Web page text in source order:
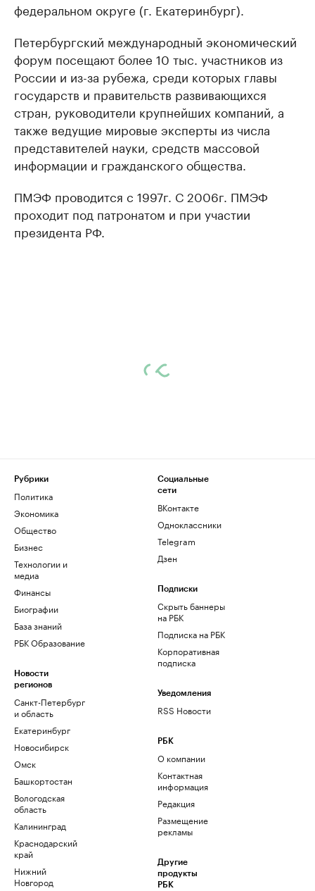
федеральном округе (г. Екатеринбург).
Петербургский международный экономический
форум посещают более 10 тыс. участников из
России и из-за рубежа, среди которых главы
государств и правительств развивающихся
стран, руководители крупнейших компаний, а
также ведущие мировые эксперты из числа
представителей науки, средств массовой
информации и гражданского общества.
ПМЭФ проводится с 1997г. С 2006г. ПМЭФ
проходит под патронатом и при участии
президента РФ.
Рубрики
Политика
Экономика
Общество
Бизнес
Технологии и
медиа
Финансы
Биографии
База знаний
РБК Образование
Новости
регионов
Санкт-Петербург
и область
Екатеринбург
Новосибирск
Омск
Башкортостан
Вологодская
область
Калининград
Краснодарский
край
Нижний
Новгород
Социальные
сети
ВКонтакте
Одноклассники
Telegram
Дзен
Подписки
Скрыть баннеры
на РБК
Подписка на РБК
Корпоративная
подписка
Уведомления
RSS Новости
РБК
О компании
Контактная
информация
Редакция
Размещение
рекламы
Другие
продукты
РБК